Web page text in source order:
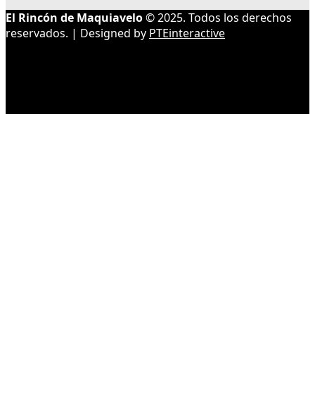
El Rincón de Maquiavelo© 2025. Todos los derechos
reservados. | Designed by PTEinteractive